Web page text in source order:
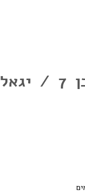
חסמבה באזור המסכן 7 / יגאל